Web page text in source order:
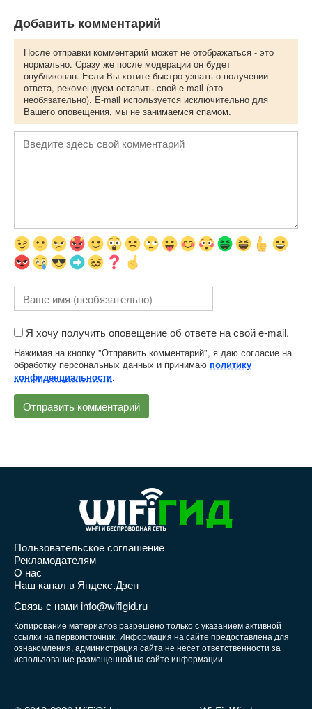
Добавить комментарий
После отправки комментарий может не отображаться - это
нормально. Сразу же после модерации он будет
опубликован. Если Вы хотите быстро узнать о получении
ответа, рекомендуем оставить свой e-mail (это
необязательно). E-mail используется исключительно для
Вашего оповещения, мы не занимаемся спамом.
Я хочу получить оповещение об ответе на свой e-mail.
Нажимая на кнопку "Отправить комментарий", я даю согласие на
обработку персональных данных и принимаю политику
конфиденциальности.
Пользовательское соглашение
Рекламодателям
О нас
Наш канал в Яндекс.Дзен
Связь с нами info@wifigid.ru
Копирование материалов разрешено только с указанием активной
ссылки на первоисточник. Информация на сайте предоставлена для
ознакомления, администрация сайта не несет ответственности за
использование размещенной на сайте информации